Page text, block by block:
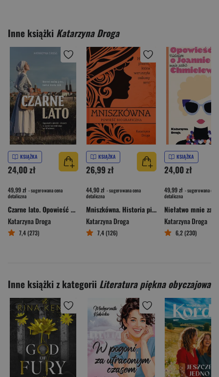
Inne książki Katarzyna Droga
KSIĄŻKA
24,00 zł
49,99 zł - sugerowana cena
detaliczna
Czarne lato. Opowieść o miłości i śmierci w czasie epidemii ospy we Wrocławiu
Katarzyna Droga
7,4 (273)
KSIĄŻKA
26,99 zł
44,90 zł - sugerowana cena
detaliczna
Mniszkówna. Historia pisarki, która wzruszyła miliony serc
Katarzyna Droga
7,4 (126)
KSIĄŻKA
24,00 zł
49,99 zł - sugerowana cena
detaliczna
Katarzyna Droga
6,2 (230)
Inne książki z kategorii Literatura piękna obyczajowa